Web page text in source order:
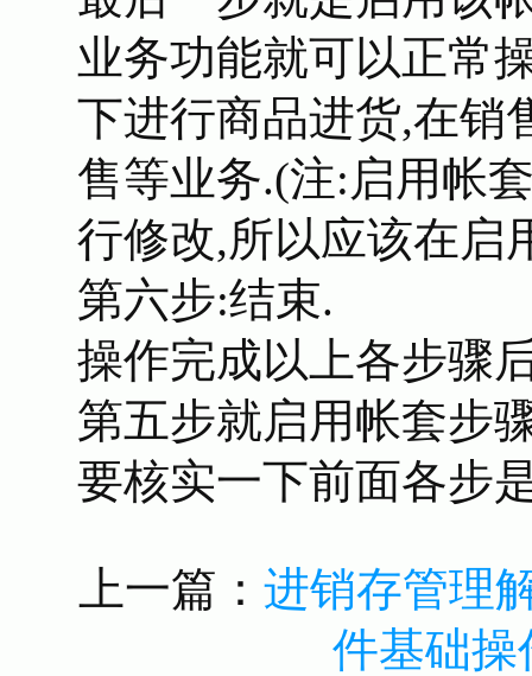
业务功能就可以正常
下进行商品进货,在销
售等业务.(注:启用帐
行修改,所以应该在启
第六步:结束.
操作完成以上各步骤
第五步就启用帐套步
要核实一下前面各步
上一篇： 进销存管理
件基础操